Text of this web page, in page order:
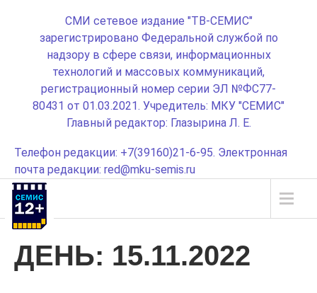
СМИ сетевое издание "ТВ-СЕМИС"
зарегистрировано Федеральной службой по
надзору в сфере связи, информационных
технологий и массовых коммуникаций,
регистрационный номер серии ЭЛ №ФС77-
80431 от 01.03.2021. Учредитель: МКУ "СЕМИС"
Главный редактор: Глазырина Л. Е.
Телефон редакции: +7(39160)21-6-95. Электронная
почта редакции: red@mku-semis.ru
ДЕНЬ: 15.11.2022